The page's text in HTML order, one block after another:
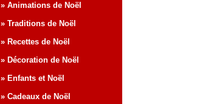
» Animations de Noël
» Traditions de Noël
» Recettes de Noël
» Décoration de Noël
» Enfants et Noël
» Cadeaux de Noël